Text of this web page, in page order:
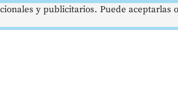
y publicitarios. Puede aceptarlas